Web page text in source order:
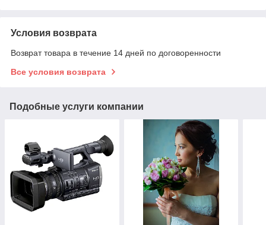
Условия возврата
Возврат товара в течение 14 дней по договоренности
Все условия возврата
Подобные услуги компании